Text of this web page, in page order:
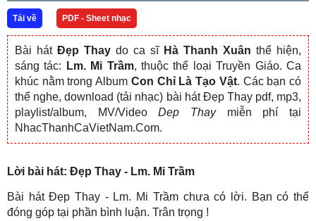
Tải về PDF - Sheet nhạc
Bài hát Đẹp Thay do ca sĩ Hà Thanh Xuân thể hiện,
sáng tác:
Lm. Mi Trầm, thuộc thể loại Truyền Giáo. Ca
khúc nằm trong Album Con Chỉ Là Tạo Vật. Các bạn có
thể nghe, download (tải nhạc) bài hát Đẹp Thay pdf, mp3,
playlist/album, MV/VideoDep Thaymiễn phí tại
NhacThanhCaVietNam.Com.
Lời bài hát: Đẹp Thay - Lm. Mi Trầm
Bài hát Đẹp Thay - Lm. Mi Trầm chưa có lời. Bạn có thể
đóng góp tại phần bình luận. Trân trọng !